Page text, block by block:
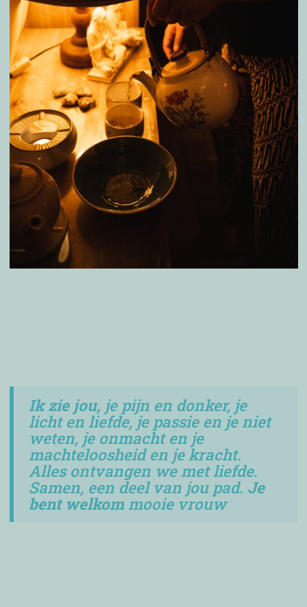
Ik zie jou, je pijn en donker, je
licht en liefde, je passie en je niet
weten, je onmacht en je
machteloosheid en je kracht.
Alles ontvangen we met liefde.
Samen, een deel van jou pad. Je
bent welkom mooie vrouw